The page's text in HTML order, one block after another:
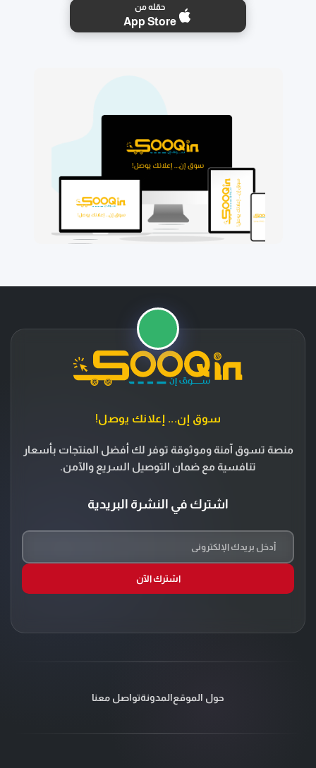
حمّله من
App Store
📱
⭐
🚚
سوق إن... إعلانك يوصل!
منصة تسوق آمنة وموثوقة توفر لك أفضل المنتجات بأسعار
تنافسية مع ضمان التوصيل السريع والآمن.
اشترك في النشرة البريدية
اشترك الآن
حول الموقعالمدونةتواصل معنا